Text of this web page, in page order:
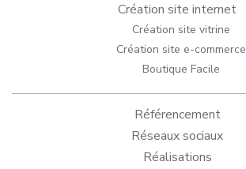
Création site internet
Création site vitrine
Création site e-commerce
Boutique Facile
Référencement
Réseaux sociaux
Réalisations